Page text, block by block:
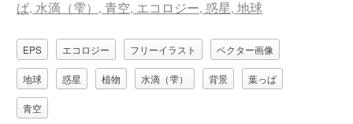
EPS エコロジー フリーイラスト ベクター画像
地球 惑星 植物 水滴（雫） 背景 葉っぱ
青空